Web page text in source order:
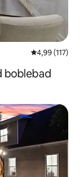
4,99 ud af 5 i
4,99 (117)
boblebad